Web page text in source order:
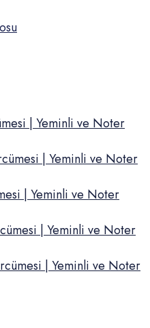
| Yeminli ve Noter
| Yeminli ve Noter
| Yeminli ve Noter
| Yeminli ve Noter
| Yeminli ve Noter